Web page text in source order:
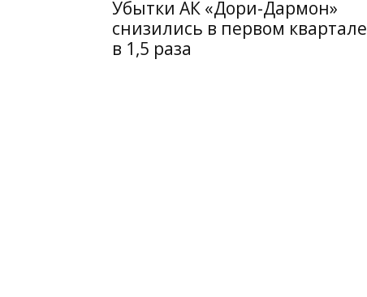
Убытки АК «Дори-Дармон»
снизились в первом квартале
в 1,5 раза